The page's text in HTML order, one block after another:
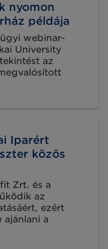
nyomon
példája
webinar-
University
az
előadást, de a
Iparért
közös
Zrt. és a
az
ezért
ajánlani a
hogy a
Alapítvány